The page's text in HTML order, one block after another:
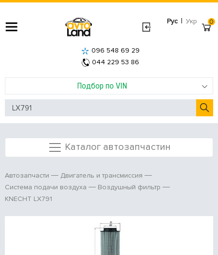
Рус | Укр
Подбор по VIN
096 548 69 29
044 229 53 86
0
Каталог автозапчастин
Автозапчасти
Двигатель и трансмиссия
Система подачи воздуха
Воздушный фильтр
KNECHT LX791